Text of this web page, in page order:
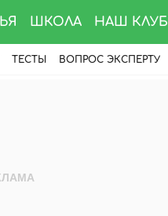
ШКОЛА НАШ КЛУБ
ТЕСТЫ ВОПРОС ЭКСПЕРТУ